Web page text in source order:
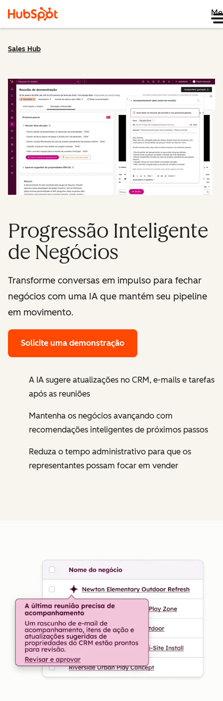
Sales Hub
Progressão Inteligente
de Negócios
Transforme conversas em impulso para fechar
negócios com uma IA que mantém seu pipeline
em movimento.
Solicite uma demonstração
A IA sugere atualizações no CRM, e-mails e tarefas
após as reuniões
Mantenha os negócios avançando com
recomendações inteligentes de próximos passos
Reduza o tempo administrativo para que os
representantes possam focar em vender